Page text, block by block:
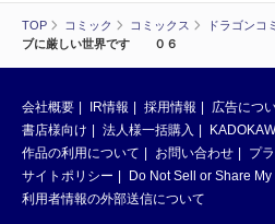
TOP コミック コミックス ドラゴンコ
ブに厳しい世界です ０６
会社概要 IR情報 採用情報 広告につ
書店様向け
法人様一括購入
作品の利用について
お問い合わせ
プ
サイトポリシー
Do Not Sell or Share
利用者情報の外部送信について